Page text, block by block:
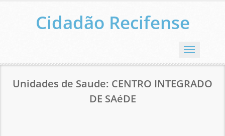
Cidadão Recifense
Menu
Unidades de Saude: CENTRO INTEGRADO
DE SAéDE